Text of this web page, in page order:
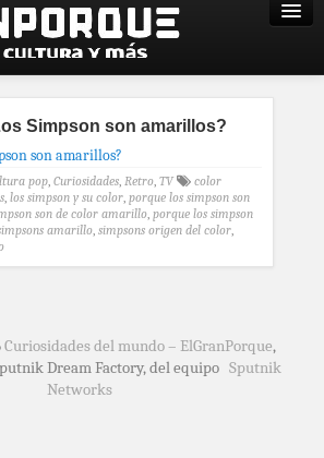
Simpson son amarillos?
pop, Curiosidades, Retro, TV
color
, los simpson y su color, porque los simpson son
son de color amarillo, porque los simpson
amarillo, simpsons origen del color,
Curiosidades del mundo – ElGranPorque,
Dream Factory, del equipo Sputnik
Networks